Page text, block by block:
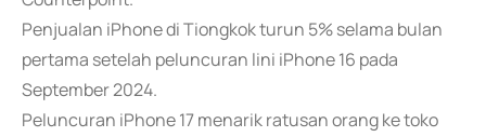
Penjualan iPhone di Tiongkok turun 5% selama bulan
pertama setelah peluncuran lini iPhone 16 pada
September 2024.
Peluncuran iPhone 17 menarik ratusan orang ke toko